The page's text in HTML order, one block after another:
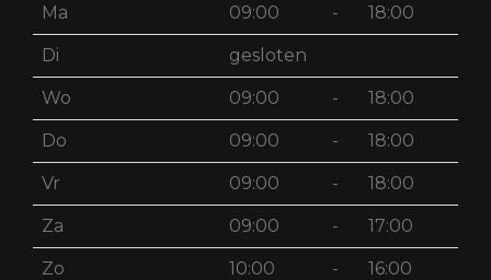
Ma 09:00 - 18:00
Di gesloten
Wo 09:00 - 18:00
Do 09:00 - 18:00
Vr 09:00 - 18:00
Za 09:00 - 17:00
Zo 10:00 - 16:00